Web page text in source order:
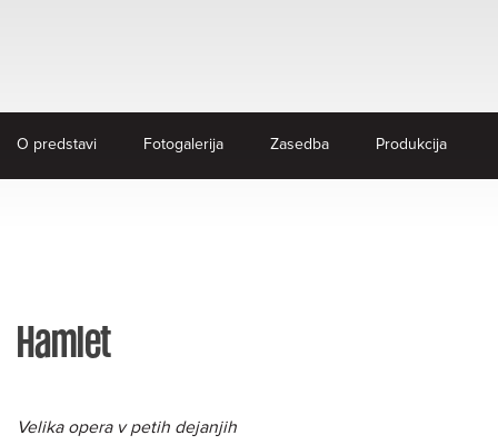
O predstavi Fotogalerija Zasedba Produkcija
Hamlet
Velika opera v petih dejanjih